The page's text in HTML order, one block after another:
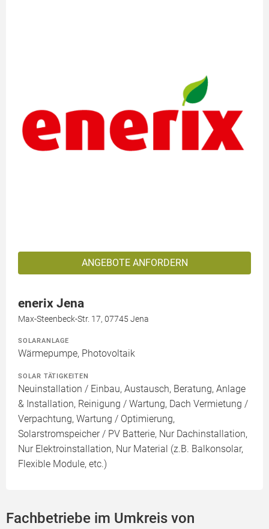
ANGEBOTE ANFORDERN
enerix Jena
Max-Steenbeck-Str. 17, 07745 Jena
SOLARANLAGE
Wärmepumpe, Photovoltaik
SOLAR TÄTIGKEITEN
Neuinstallation / Einbau, Austausch, Beratung, Anlage
& Installation, Reinigung / Wartung, Dach Vermietung /
Verpachtung, Wartung / Optimierung,
Solarstromspeicher / PV Batterie, Nur Dachinstallation,
Nur Elektroinstallation, Nur Material (z.B. Balkonsolar,
Flexible Module, etc.)
Fachbetriebe im Umkreis von